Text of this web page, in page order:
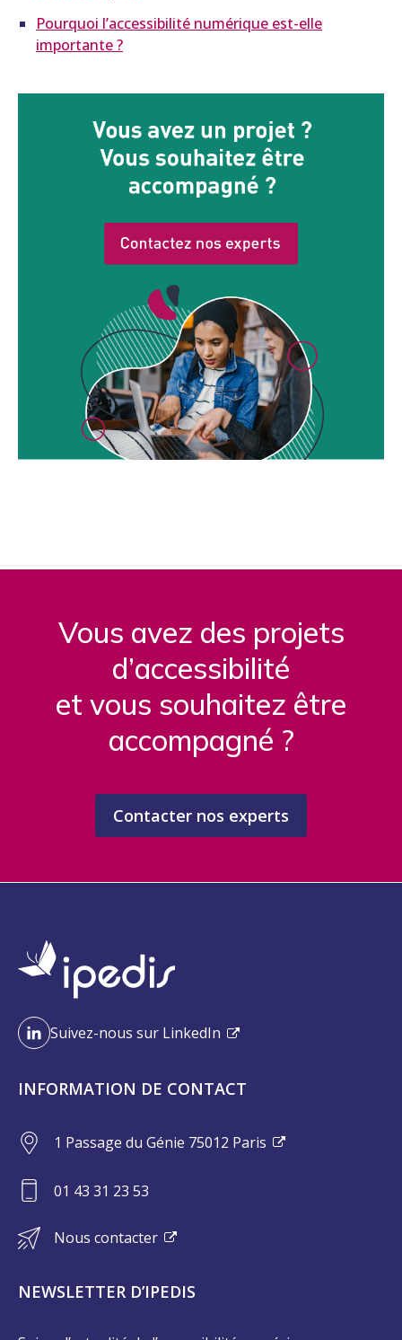
Pourquoi l’accessibilité numérique est-elle
importante ?
Vous avez des projets
d’accessibilité
et vous souhaitez être
accompagné ?
Contacter nos experts
Suivez-nous sur LinkedIn
INFORMATION DE CONTACT
1 Passage du Génie 75012 Paris
01 43 31 23 53
Nous contacter
NEWSLETTER D’IPEDIS